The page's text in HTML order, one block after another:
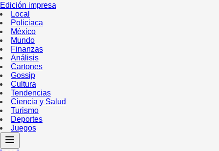
Edición impresa
Local
Policiaca
México
Mundo
Finanzas
Análisis
Cartones
Gossip
Cultura
Tendencias
Ciencia y Salud
Turismo
Deportes
Juegos